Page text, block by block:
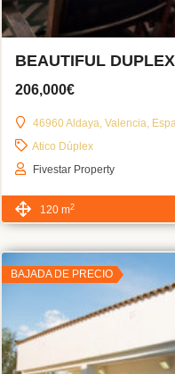
BEAUTIFUL
206,000€
46960 Aldaya, Valencia,
Atico Dúplex
Fivestar Property
120 m2
BAJADA DE PRECIO